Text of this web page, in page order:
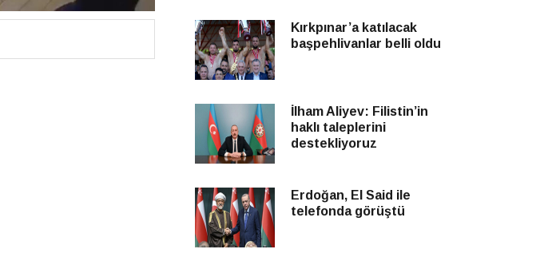
Kırkpınar’a katılacak
başpehlivanlar belli oldu
İlham Aliyev: Filistin’in
haklı taleplerini
destekliyoruz
Erdoğan, El Said ile
telefonda görüştü